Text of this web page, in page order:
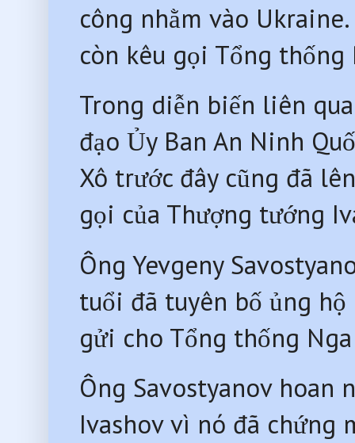
công nhằm vào
còn kêu gọi Tổng
Trong diễn biến liên
đạo Ủy Ban An Ninh
Xô trước đây cũng đã
gọi của Thượng tướng
Ông Yevgeny
tuổi đã tuyên bố ủng
gửi cho Tổng thống
Ông Savostyanov hoan
Ivashov vì nó đã chứng